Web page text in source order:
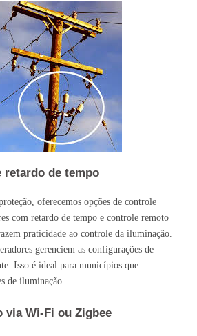
retardo de tempo
oferecemos opções de controle
com retardo de tempo e controle remoto
praticidade ao controle da iluminação.
gerenciem as configurações de
Isso é ideal para municípios que
de iluminação.
via Wi-Fi ou Zigbee